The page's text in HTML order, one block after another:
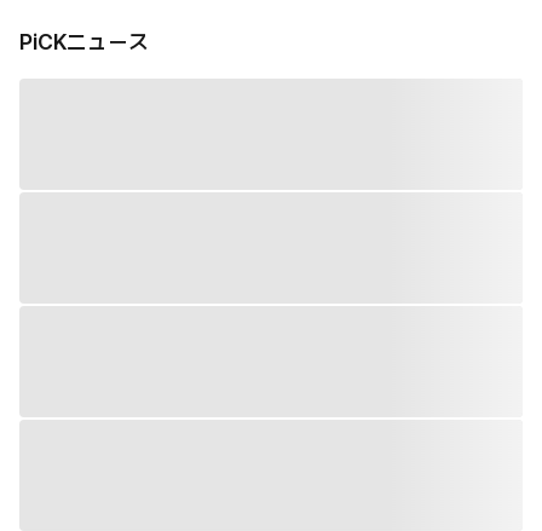
PiCKニュース